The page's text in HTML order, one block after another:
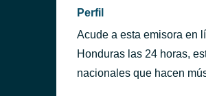
Un velero llamado
José Luis Perales
Perfil
Acude a esta emisora en
Honduras las 24 horas,
nacionales que hacen